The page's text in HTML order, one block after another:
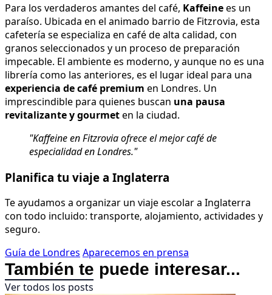
Para los verdaderos amantes del café, Kaffeinees un
paraíso. Ubicada en el animado barrio de Fitzrovia, esta
cafetería se especializa en café de alta calidad, con
granos seleccionados y un proceso de preparación
impecable. El ambiente es moderno, y aunque no es una
librería como las anteriores, es el lugar ideal para una
experiencia de café premium en Londres. Un
imprescindible para quienes buscan una pausa
revitalizante y gourmeten la ciudad.
"Kaffeine en Fitzrovia ofrece el mejor café de
especialidad en Londres."
Planifica tu viaje a Inglaterra
Te ayudamos a organizar un viaje escolar a Inglaterra
con todo incluido: transporte, alojamiento, actividades y
seguro.
Guía de Londres Aparecemos en prensa
También te puede interesar...
Ver todos los posts